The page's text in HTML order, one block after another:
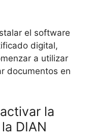
el software
digital,
a utilizar
documentos en
la
DIAN